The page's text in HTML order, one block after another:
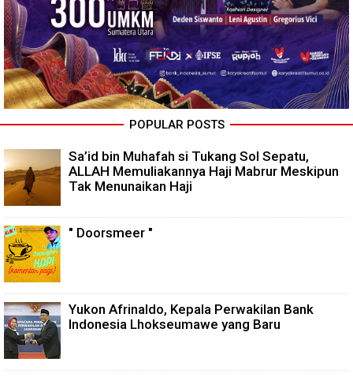
POPULAR POSTS
Sa’id bin Muhafah si Tukang Sol Sepatu,
ALLAH Memuliakannya Haji Mabrur Meskipun
Tak Menunaikan Haji
" Doorsmeer "
Yukon Afrinaldo, Kepala Perwakilan Bank
Indonesia Lhokseumawe yang Baru